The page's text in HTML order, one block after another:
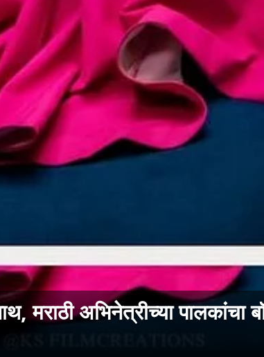
मराठी अभिनेत्रीच्या पालकांचा